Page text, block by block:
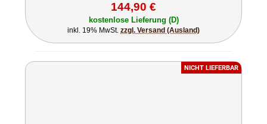
144,90 €
kostenlose Lieferung (D)
inkl. 19% MwSt. zzgl. Versand (Ausland)
NICHT LIEFERBAR